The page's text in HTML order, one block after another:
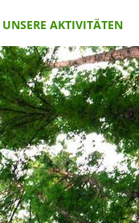
UNSERE AKTIVITÄTEN